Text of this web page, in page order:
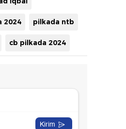
2024 pilkada ntb
cb pilkada 2024